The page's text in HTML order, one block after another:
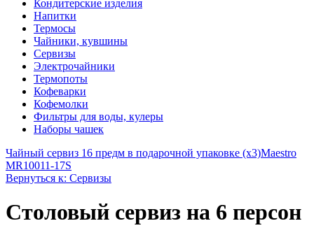
Кондитерские изделия
Напитки
Термосы
Чайники, кувшины
Сервизы
Электрочайники
Термопоты
Кофеварки
Кофемолки
Фильтры для воды, кулеры
Наборы чашек
Чайный сервиз 16 предм в подарочной упаковке (х3)Maestro
MR10011-17S
Вернуться к: Сервизы
Столовый сервиз на 6 персон